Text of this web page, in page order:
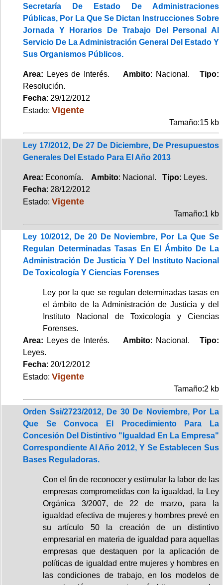
Secretaría De Estado De Administraciones
Públicas, Por La Que Se Dictan Instrucciones Sobre
Jornada Y Horarios De Trabajo Del Personal Al
Servicio De La Administración General Del Estado Y
Sus Organismos Públicos.
Area: Leyes de Interés.Ambito: Nacional.Tipo:
Resolución.
Fecha: 29/12/2012
Estado: Vigente
Tamaño:15 kb
Ley 17/2012, De 27 De Diciembre, De Presupuestos
Generales Del Estado Para El Año 2013
Area: Economía. Ambito: Nacional. Tipo: Leyes.
Fecha: 28/12/2012
Estado: Vigente
Tamaño:1 kb
Ley 10/2012, De 20 De Noviembre, Por La Que Se
Regulan Determinadas Tasas En El Ámbito De La
Administración De Justicia Y Del Instituto Nacional
De Toxicología Y Ciencias Forenses
Ley por la que se regulan determinadas tasas en
el ámbito de la Administración de Justicia y del
Instituto Nacional de Toxicología y Ciencias
Forenses.
Area: Leyes de Interés.Ambito: Nacional.Tipo:
Leyes.
Fecha: 20/12/2012
Estado: Vigente
Tamaño:2 kb
Orden Ssi/2723/2012, De 30 De Noviembre, Por La
Que Se Convoca El Procedimiento Para La
Concesión Del Distintivo "Igualdad En La Empresa"
Correspondiente Al Año 2012, Y Se Establecen Sus
Bases Reguladoras.
Con el fin de reconocer y estimular la labor de las
empresas comprometidas con la igualdad, la Ley
Orgánica 3/2007, de 22 de marzo, para la
igualdad efectiva de mujeres y hombres prevé en
su artículo 50 la creación de un distintivo
empresarial en materia de igualdad para aquellas
empresas que destaquen por la aplicación de
políticas de igualdad entre mujeres y hombres en
las condiciones de trabajo, en los modelos de